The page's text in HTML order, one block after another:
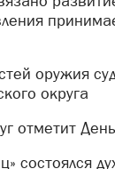
ЧС.
и оцепила
ГОиЧС
порядок
тем,
скорой
округа
отметит
состоялся